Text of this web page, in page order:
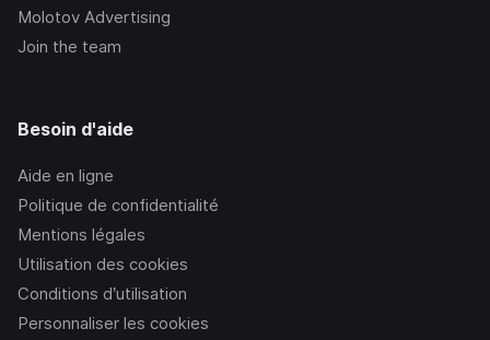
Molotov Advertising
Join the team
Besoin d'aide
Aide en ligne
Politique de confidentialité
Mentions légales
Utilisation des cookies
Conditions d’utilisation
Personnaliser les cookies